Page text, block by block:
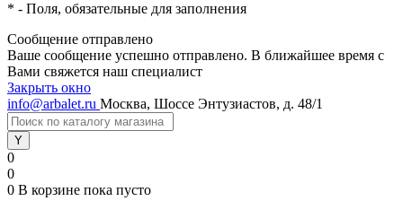
* - Поля, обязательные для заполнения
Сообщение отправлено
Ваше сообщение успешно отправлено. В ближайшее время с
Вами свяжется наш специалист
Закрыть окно
info@arbalet.ru Москва, Шоссе Энтузиастов, д. 48/1
0
0
0 В корзине пока пусто